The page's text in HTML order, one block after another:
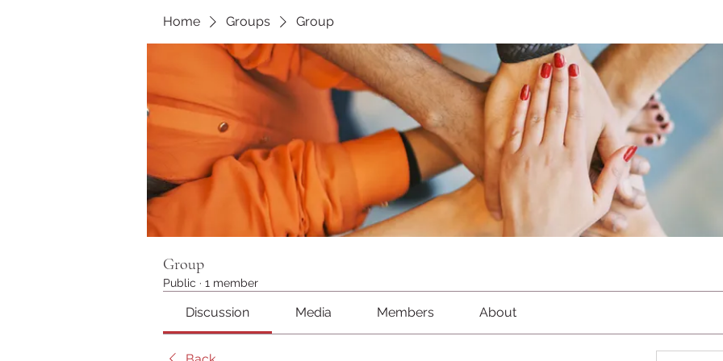
Home Groups Group
Group
Public · 1 member
Discussion Media Members About